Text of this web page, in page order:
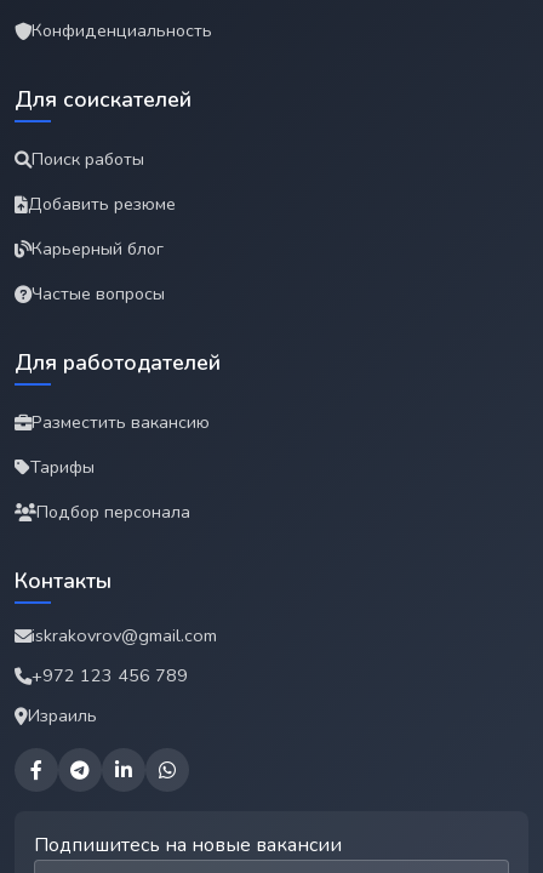
Конфиденциальность
Для соискателей
Поиск работы
Добавить резюме
Карьерный блог
Частые вопросы
Для работодателей
Разместить вакансию
Тарифы
Подбор персонала
Контакты
iskrakovrov@gmail.com
+972 123 456 789
Израиль
Подпишитесь на новые вакансии